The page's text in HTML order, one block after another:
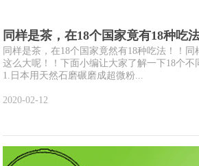
同样是茶，在18个国家竟有18种吃
同样是茶，在18个国家竟然有18种吃法！！
这么大呢！！下面小编让大家了解一下18个不
1.日本用天然石磨碾磨成超微粉...
2020-02-12